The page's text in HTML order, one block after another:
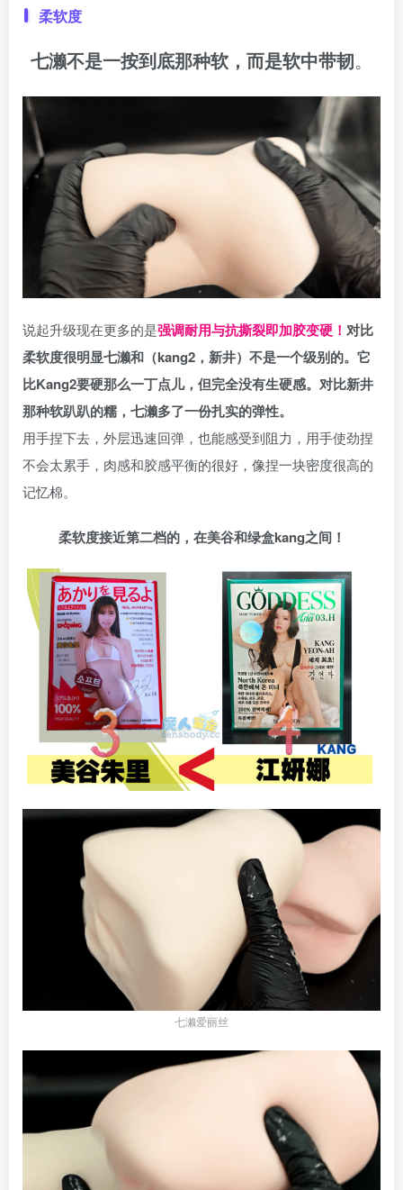
柔软度
七濑不是一按到底那种软，而是软中带韧。
说起升级现在更多的是强调耐用与抗撕裂即加胶变硬！ 对比
柔软度很明显七濑和（kang2，新井）不是一个级别的。它
比Kang2要硬那么一丁点儿，但完全没有生硬感。对比新井
那种软趴趴的糯，七濑多了一份扎实的弹性。
用手捏下去，外层迅速回弹，也能感受到阻力，用手使劲捏
不会太累手，肉感和胶感平衡的很好，像捏一块密度很高的
记忆棉。
柔软度接近第二档的，在美谷和绿盒kang之间！
七濑爱丽丝